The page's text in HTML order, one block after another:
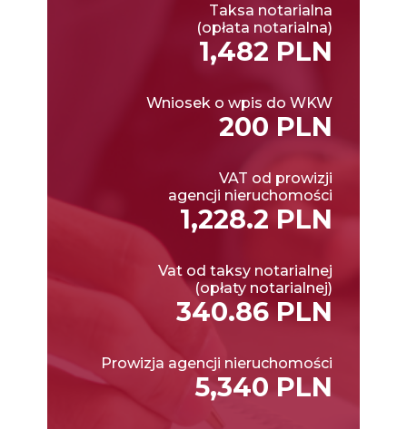
Taksa notarialna
(opłata notarialna)
1,482 PLN
Wniosek o wpis do WKW
200 PLN
VAT od prowizji
agencji nieruchomości
1,228.2 PLN
Vat od taksy notarialnej
(opłaty notarialnej)
340.86 PLN
Prowizja agencji nieruchomości
5,340 PLN